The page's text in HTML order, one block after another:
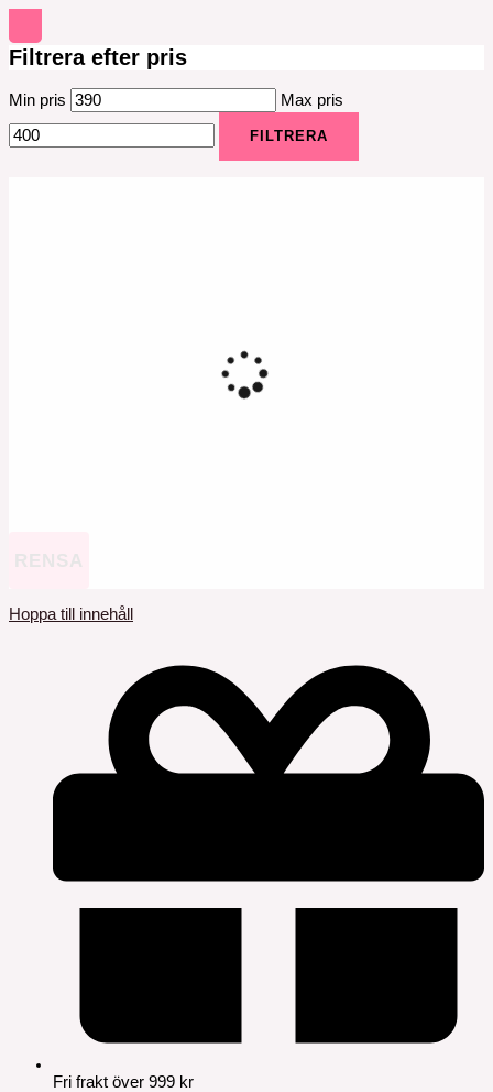
Filtrera efter pris
Min pris Max pris
FILTRERA
RENSA
Hoppa till innehåll
Fri frakt över 999 kr